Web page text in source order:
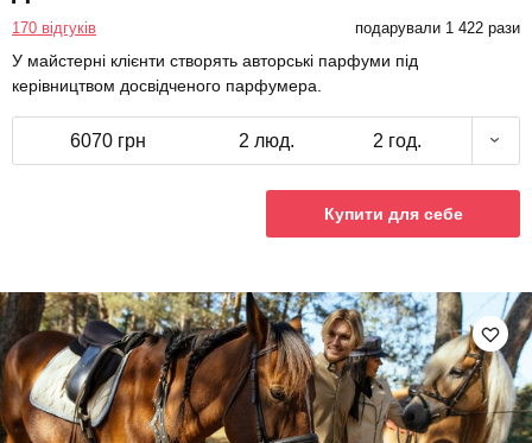
170 відгуків подарували 1 422 рази
У майстерні клієнти створять авторські парфуми під
керівництвом досвідченого парфумера.
6070 грн 2 люд. 2 год.
Купити для себе